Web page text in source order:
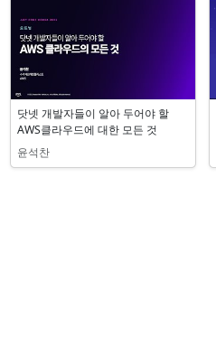
닷넷 개발자들이 알아 두어야 할
AWS클라우드에 대한 모든 것
윤석찬